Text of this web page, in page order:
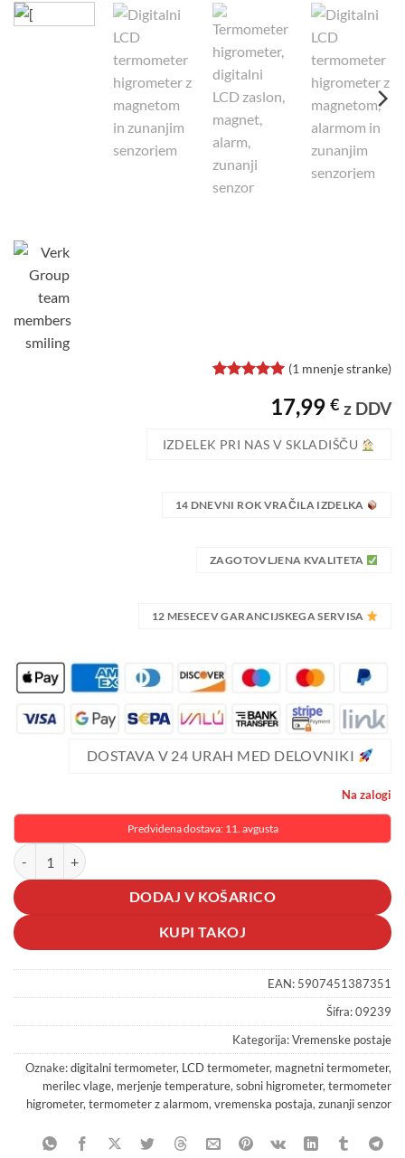
od 5 na
stranke
(1 mnenje stranke)
17,99 € z DDV
IZDELEK PRI NAS V SKLADIŠČU
14 DNEVNI ROK VRAČILA IZDELKA
ZAGOTOVLJENA KVALITETA
12 MESECEV GARANCIJSKEGA SERVISA
DOSTAVA V 24 URAH MED DELOVNIKI
Na zalogi
Predvidena dostava: 11. avgusta
Digitalni LCD termometer higrometer magnet alarm zunanji senzor
DODAJ V KOŠARICO
KUPI TAKOJ
EAN: 5907451387351
Šifra:09239
Kategorija:Vremenske postaje
Oznake:digitalni termometer, LCD termometer, magnetni termometer,
merilec vlage, merjenje temperature, sobni higrometer, termometer
higrometer, termometer z alarmom, vremenska postaja, zunanji senzor